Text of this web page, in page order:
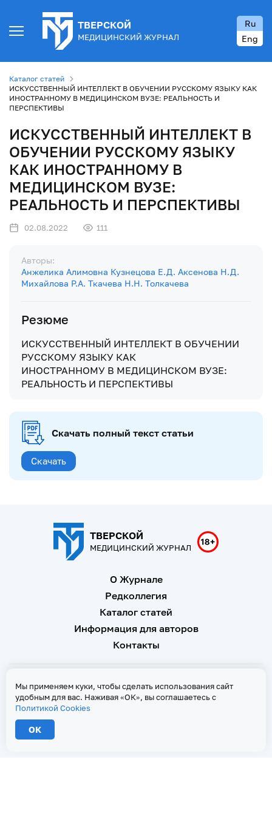
ТВЕРСКОЙ
МЕДИЦИНСКИЙ ЖУРНАЛ
Ru
Eng
Каталог статей
ИСКУССТВЕННЫЙ ИНТЕЛЛЕКТ В ОБУЧЕНИИ РУССКОМУ ЯЗЫКУ КАК
ИНОСТРАННОМУ В МЕДИЦИНСКОМ ВУЗЕ: РЕАЛЬНОСТЬ И
ПЕРСПЕКТИВЫ
ИСКУССТВЕННЫЙ ИНТЕЛЛЕКТ В
ОБУЧЕНИИ РУССКОМУ ЯЗЫКУ
КАК ИНОСТРАННОМУ В
МЕДИЦИНСКОМ ВУЗЕ:
РЕАЛЬНОСТЬ И ПЕРСПЕКТИВЫ
02.08.2022 111
Авторы:
Анжелика Алимовна Кузнецова Е.Д. Аксенова Н.Д.
Михайлова Р.А. Ткачева Н.Н. Толкачева
Резюме
ИСКУССТВЕННЫЙ ИНТЕЛЛЕКТ В ОБУЧЕНИИ
РУССКОМУ ЯЗЫКУ КАК
ИНОСТРАННОМУ В МЕДИЦИНСКОМ ВУЗЕ:
РЕАЛЬНОСТЬ И ПЕРСПЕКТИВЫ
Скачать полный текст статьи
Скачать
ТВЕРСКОЙ
МЕДИЦИНСКИЙ ЖУРНАЛ
О Журнале
Редколлегия
Каталог статей
Информация для авторов
Контакты
При копировании текстов ссылка на страницу-первоисточник обязательна
Свидетельство о регистрации Эл № ФС 77 - 67146 от 16
сентября 2016 г
Мы применяем куки, чтобы сделать использования сайт
удобным для вас. Наживая «ОК», вы соглашаетесь с
Политикой Cookies
ОК